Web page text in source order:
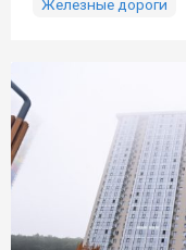
Железные дороги